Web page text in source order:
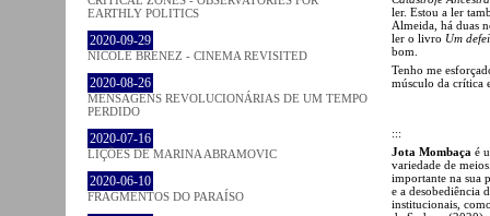
EARTHLY POLITICS
2020-09-29
NICOLE BRENEZ - CINEMA REVISITED
2020-08-26
MENSAGENS REVOLUCIONÁRIAS DE UM TEMPO
PERDIDO
2020-07-16
LIÇÕES DE MARINA ABRAMOVIC
2020-06-10
FRAGMENTOS DO PARAÍSO
ler. Estou a ler
Almeida, há duas
ler o livro Um
bom.
Tenho me
músculo da crítica
:::
Jota Mombaça é
variedade de
importante na sua
e a desobediência
institucionais,